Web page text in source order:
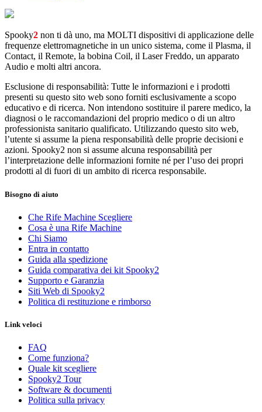
Spooky2 non ti dà uno, ma MOLTI dispositivi di applicazione delle
frequenze elettromagnetiche in un unico sistema, come il Plasma, il
Contact, il Remote, la bobina Coil, il Laser Freddo, un apparato
Audio e molti altri ancora.
Esclusione di responsabilità: Tutte le informazioni e i prodotti
presenti su questo sito web sono forniti esclusivamente a scopo
educativo e di ricerca. Non intendono sostituire il parere medico, la
diagnosi o le raccomandazioni del proprio medico o di un altro
professionista sanitario qualificato. Utilizzando questo sito web,
l’utente si assume la piena responsabilità delle proprie decisioni e
azioni. Spooky2 non si assume alcuna responsabilità per
l’interpretazione delle informazioni fornite né per l’uso dei propri
prodotti al di fuori di un ambito di ricerca responsabile.
Bisogno di aiuto
Che Rife Machine Scegliere
Cosa è una Rife Machine
Chi Siamo
Entra in contatto
Guida alla spedizione
Guida comparativa dei kit Spooky2
Supporto e Garanzia
Siti Web di Spooky2
Politica di restituzione e rimborso
Link veloci
FAQ
Come funziona?
Quale kit scegliere
Spooky2 Tour
Software & documenti
Politica sulla privacy